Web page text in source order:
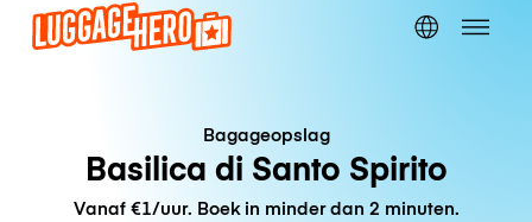
Bagageopslag
Basilica di Santo Spirito
Vanaf €1/uur. Boek in minder dan 2 minuten.